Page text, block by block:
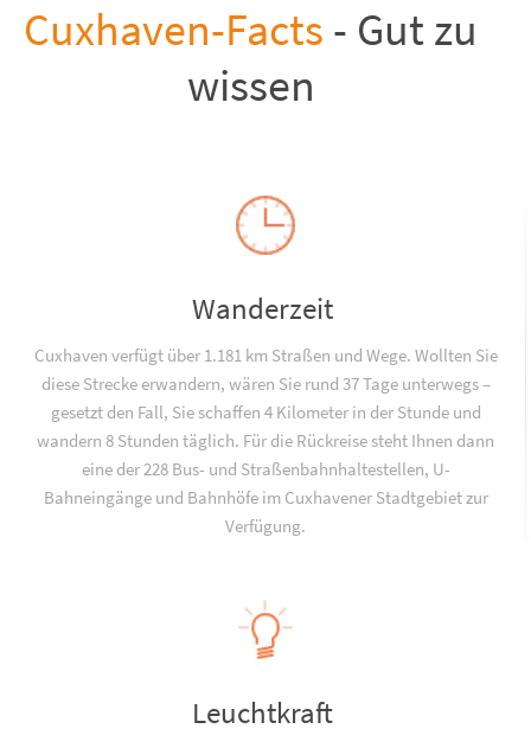
Cuxhaven-Facts - Gut zu
wissen
Wanderzeit
Cuxhaven verfügt über 1.181 km Straßen und Wege. Wollten Sie
diese Strecke erwandern, wären Sie rund 37 Tage unterwegs –
gesetzt den Fall, Sie schaffen 4 Kilometer in der Stunde und
wandern 8 Stunden täglich. Für die Rückreise steht Ihnen dann
eine der 228 Bus- und Straßenbahnhaltestellen, U-
Bahneingänge und Bahnhöfe im Cuxhavener Stadtgebiet zur
Verfügung.
Leuchtkraft